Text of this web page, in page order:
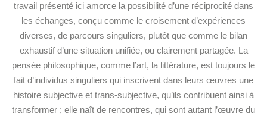
travail présenté ici amorce la possibilité d’une réciprocité dans
les échanges, conçu comme le croisement d’expériences
diverses, de parcours singuliers, plutôt que comme le bilan
exhaustif d’une situation unifiée, ou clairement partagée. La
pensée philosophique, comme l’art, la littérature, est toujours le
fait d’individus singuliers qui inscrivent dans leurs œuvres une
histoire subjective et trans-subjective, qu’ils contribuent ainsi à
transformer ; elle naît de rencontres, qui sont autant l’œuvre du